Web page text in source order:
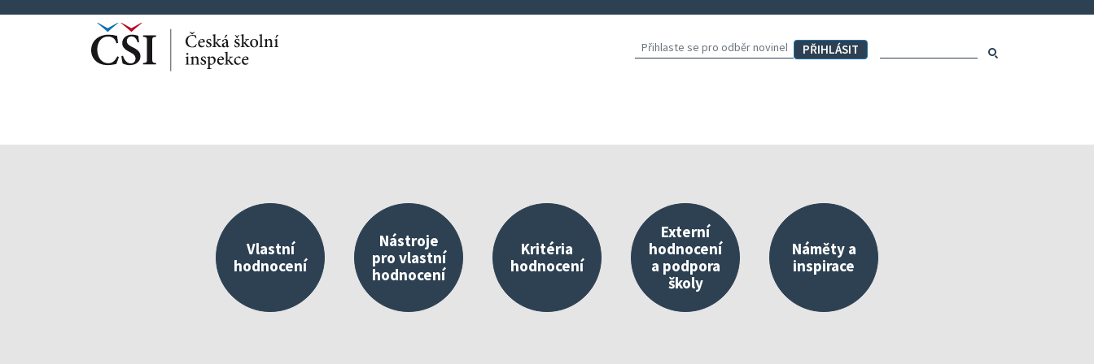
Hledat
Vlastní
hodnocení
Nástroje
pro vlastní
hodnocení
Kritéria
hodnocení
Externí
hodnocení
a podpora
školy
Náměty a
inspirace